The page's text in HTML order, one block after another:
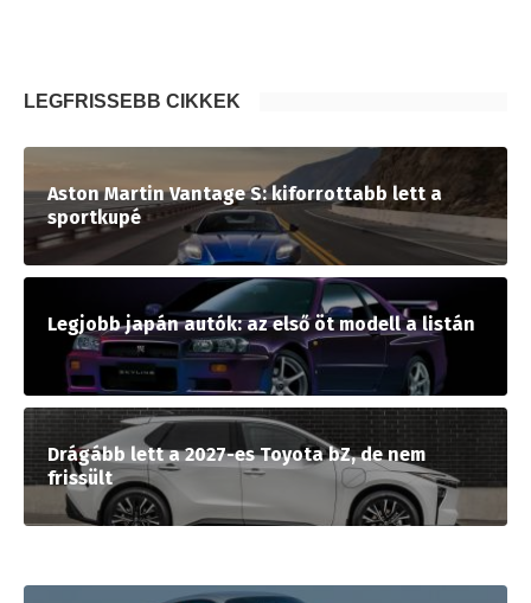
LEGFRISSEBB CIKKEK
Aston Martin Vantage S: kiforrottabb lett a
sportkupé
Legjobb japán autók: az első öt modell a listán
Drágább lett a 2027-es Toyota bZ, de nem
frissült